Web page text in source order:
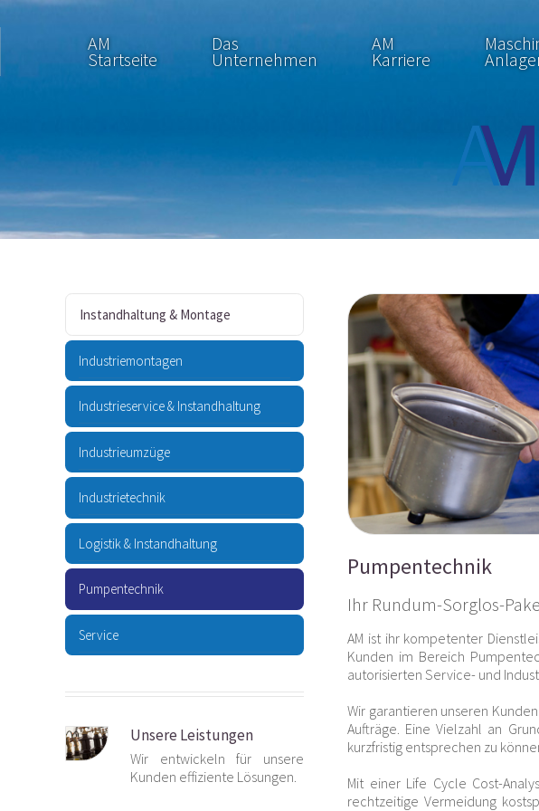
AM
Startseite
Das
Unternehmen
AM
Karriere
Instandhaltung & Montage
Industriemontagen
Industrieservice & Instandhaltung
Industrieumzüge
Industrietechnik
Logistik & Instandhaltung
Pumpentechnik
Service
Unsere Leistungen
Wir entwickeln für unsere
Kunden effiziente Lösungen.
Pumpentechnik
Ihr Rundum-Sorglos-
AM ist ihr kompetenter
Kunden im Bereich
autorisierten Service- und
Wir garantieren unseren
Aufträge. Eine Vielzahl an
kurzfristig entsprechen zu
Mit einer Life Cycle Cost-
rechtzeitige Vermeidung